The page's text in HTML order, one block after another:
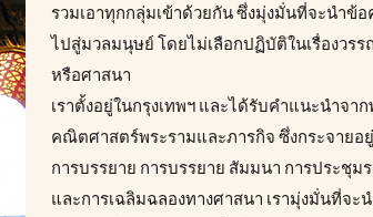
รวมเอาทุกกลุ่มเข้าด้วยกัน ซึ่งมุ่งมั่นที่จะนำข้
ไปสู่มวลมนุษย์ โดยไม่เลือกปฏิบัติในเรื่องวร
หรือศาสนา
เราตั้งอยู่ในกรุงเทพฯ และได้รับคำแนะนำจ
คณิตศาสตร์พระรามและภารกิจ ซึ่งกระจาย
การบรรยาย การบรรยาย สัมมนา การประชุม
และการเฉลิมฉลองทางศาสนา เรามุ่งมั่นที่จ